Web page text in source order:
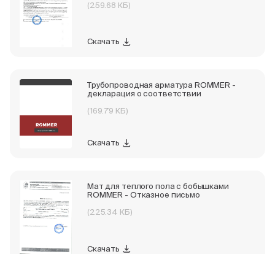
(259.68 КБ)
Скачать
Трубопроводная арматура ROMMER -
декларация о соответствии
(169.79 КБ)
Скачать
Мат для теплого пола с бобышками
ROMMER - Отказное письмо
(225.34 КБ)
Скачать